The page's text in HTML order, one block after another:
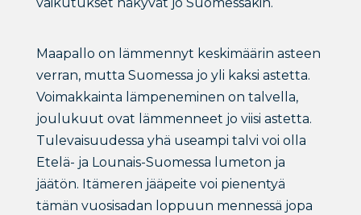
Maapallo on lämmennyt keskimäärin asteen
verran, mutta Suomessa jo yli kaksi astetta.
Voimakkainta lämpeneminen on talvella,
joulukuut ovat lämmenneet jo viisi astetta.
Tulevaisuudessa yhä useampi talvi voi olla
Etelä- ja Lounais-Suomessa lumeton ja
jäätön. Itämeren jääpeite voi pienentyä
tämän vuosisadan loppuun mennessä jopa